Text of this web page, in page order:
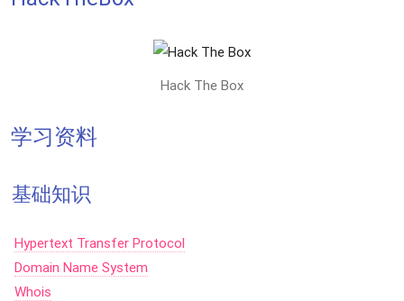
Hack The Box
学习资料
基础知识
Hypertext Transfer Protocol
Domain Name System
Whois